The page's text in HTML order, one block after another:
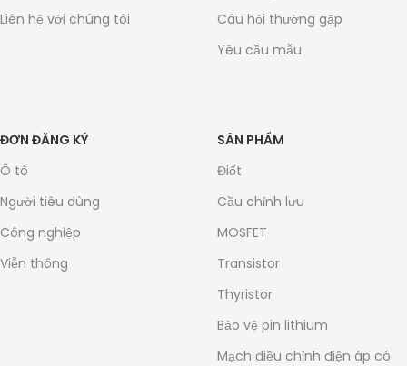
Liên hệ với chúng tôi
Câu hỏi thường gặp
Yêu cầu mẫu
ĐƠN ĐĂNG KÝ
Ô tô
Người tiêu dùng
Công nghiệp
Viễn thông
SẢN PHẨM
Điốt
Cầu chỉnh lưu
MOSFET
Transistor
Thyristor
Bảo vệ pin lithium
Mạch điều chỉnh điện áp có